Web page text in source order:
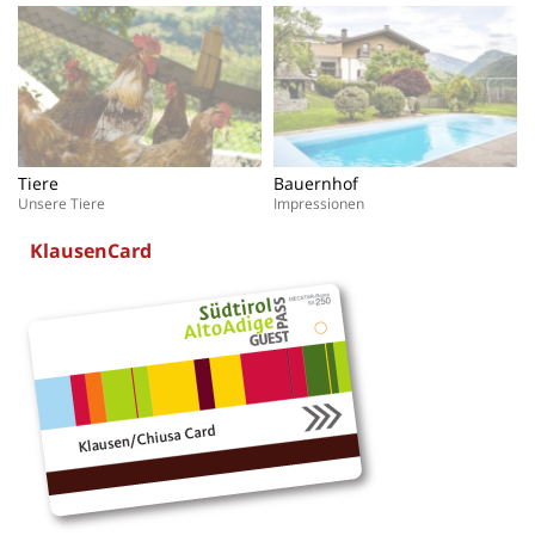
Tiere
Unsere Tiere
Bauernhof
Impressionen
KlausenCard